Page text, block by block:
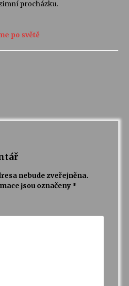
procházku.
po světě
nebude zveřejněna.
jsou označeny *